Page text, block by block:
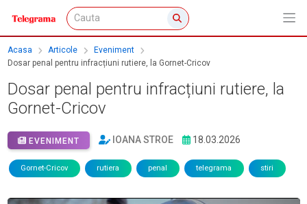
Acasa Articole
Eveniment
Dosar penal pentru infracțiuni rutiere, la Gornet-Cricov
Dosar penal pentru infracțiuni rutiere, la
Gornet-Cricov
EVENIMENT IOANA STROE 18.03.2026
Gornet-Cricov rutiera penal telegrama stiri